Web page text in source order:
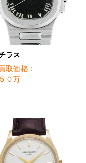
ラス
取価格：
０万